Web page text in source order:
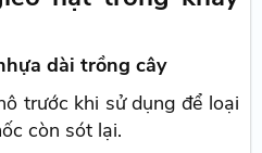
dài trồng cây
trước khi sử dụng để loại
còn sót lại.